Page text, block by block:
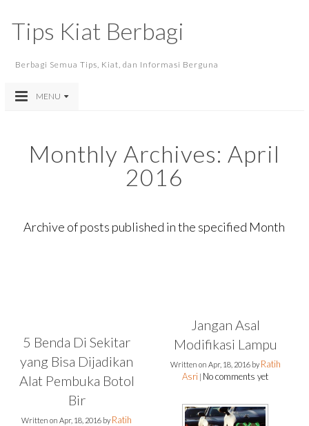
Tips Kiat Berbagi
Berbagi Semua Tips, Kiat, dan Informasi Berguna
MENU
Monthly Archives: April
2016
Archive of posts published in the specified Month
5 Benda Di Sekitar
yang Bisa Dijadikan
Alat Pembuka Botol
Bir
Written onApr, 18, 2016 by Ratih
Jangan Asal
Modifikasi Lampu
Written on Apr, 18, 2016 by Ratih
Asri | No comments yet